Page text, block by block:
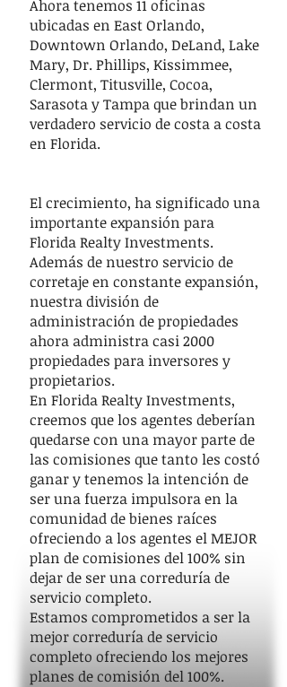
Ahora tenemos 11 oficinas
ubicadas en East Orlando,
Downtown Orlando, DeLand, Lake
Mary, Dr. Phillips, Kissimmee,
Clermont, Titusville, Cocoa,
Sarasota y Tampa que brindan un
verdadero servicio de costa a costa
en Florida.
El crecimiento, ha significado una
importante expansión para
Florida Realty Investments.
Además de nuestro servicio de
corretaje en constante expansión,
nuestra división de
administración de propiedades
ahora administra casi 2000
propiedades para inversores y
propietarios.
En Florida Realty Investments,
creemos que los agentes deberían
quedarse con una mayor parte de
las comisiones que tanto les costó
ganar y tenemos la intención de
ser una fuerza impulsora en la
comunidad de bienes raíces
ofreciendo a los agentes el MEJOR
plan de comisiones del 100% sin
dejar de ser una correduría de
servicio completo.
Estamos comprometidos a ser la
mejor correduría de servicio
completo ofreciendo los mejores
planes de comisión del 100%.